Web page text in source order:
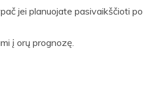
jei planuojate pasivaikščioti po
į orų prognozę.